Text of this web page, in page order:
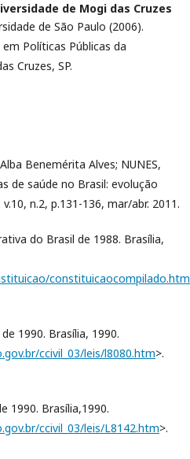
de Mogi das Cruzes
de São Paulo (2006).
Políticas Públicas da
Cruzes, SP.
Benemérita Alves; NUNES,
de saúde no Brasil: evolução
n.2, p.131-136, mar/abr. 2011.
do Brasil de 1988. Brasília,
constituicaocompilado.htm
1990. Brasília, 1990.
ccivil_03/leis/l8080.htm>.
1990. Brasília,1990.
ccivil_03/leis/L8142.htm>.